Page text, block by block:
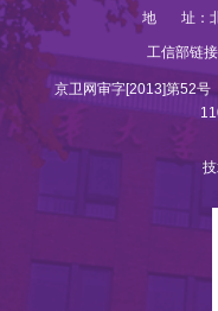
地 址：北
工信部链接
京卫网审字[2013]第52号